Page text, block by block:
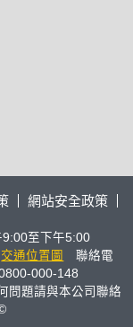
網站安全政策
至下午5:00
交通位置圖
聯絡電
000-148
問題請與本公司聯絡